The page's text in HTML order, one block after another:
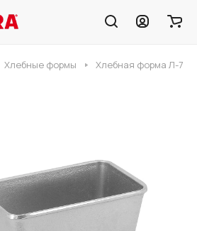
Хлебные формы Хлебная форма Л-7